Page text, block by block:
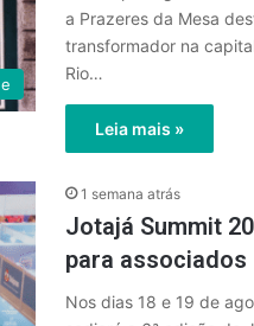
a Prazeres da Mesa
transformador na
Rio…
Leia mais »
1 semana atrás
Jotajá Summit
para associados
Nos dias 18 e 19 de